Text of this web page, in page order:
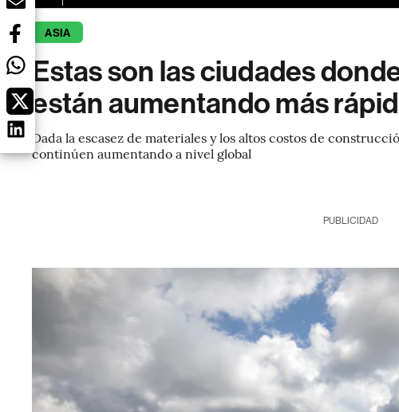
ASIA
Estas son las ciudades
están aumentando más
Dada la escasez de materiales y los altos costos de
continúen aumentando a nivel global
PUBLICIDAD